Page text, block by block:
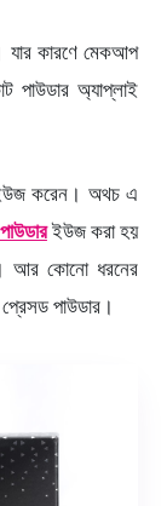
যার কারণে মেকআপ
পাউডার অ্যাপ্লাই
করেন। অথচ এ
ইউজ করা হয়
আর কোনো ধরনের
পাউডার।